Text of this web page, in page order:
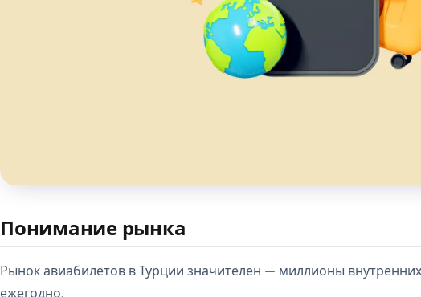
Понимание рынка
Рынок авиабилетов в Турции значителен — миллионы
ежегодно.